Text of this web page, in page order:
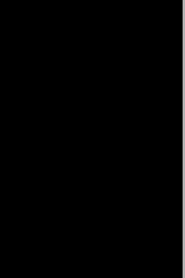
de acción y
de un
que se
crimen
que no